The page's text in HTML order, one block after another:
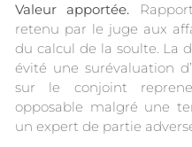
Valeur apportée.
retenu par le juge aux
du calcul de la soulte. La
évité une surévaluation
sur le conjoint
opposable malgré une
un expert de partie